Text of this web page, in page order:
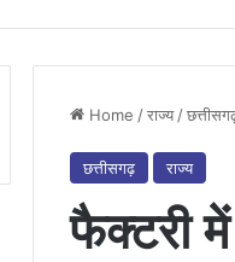
Home /राज्य /
छत्तीसगढ़ राज्य
फैक्टरी